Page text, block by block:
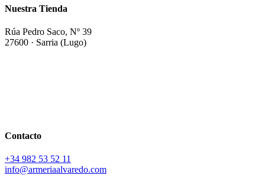
Nuestra Tienda
Rúa Pedro Saco, Nº 39
27600 · Sarria (Lugo)
Contacto
+34 982 53 52 11
info@armeriaalvaredo.com